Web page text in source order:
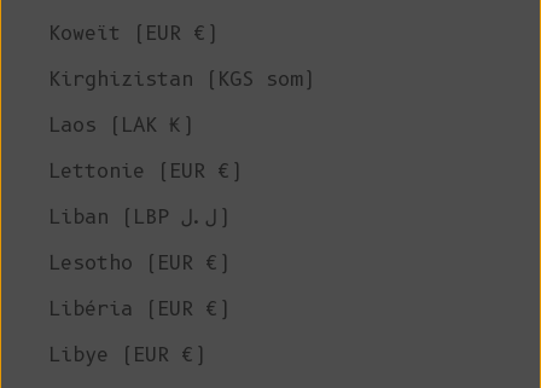
Koweït (EUR €)
Kirghizistan (KGS som)
Laos (LAK ₭)
Lettonie (EUR €)
Liban (LBP ل.ل)
Lesotho (EUR €)
Libéria (EUR €)
Libye (EUR €)